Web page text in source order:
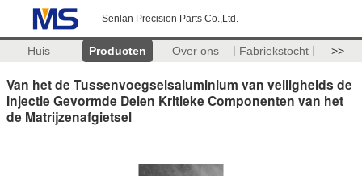
Senlan Precision Parts Co.,Ltd.
Huis Producten Over ons Fabriekstocht >>
Van het de Tussenvoegselsaluminium van veiligheids de
Injectie Gevormde Delen Kritieke Componenten van het
de Matrijzenafgietsel